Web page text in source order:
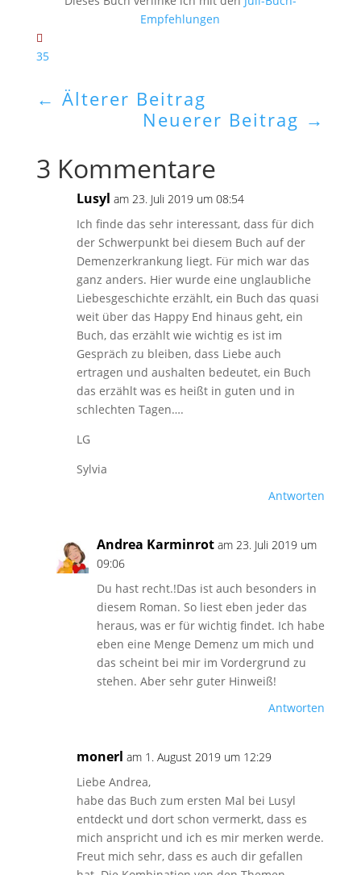
Empfehlungen
35
← Älterer Beitrag
Neuerer Beitrag →
3 Kommentare
Lusyl am 23. Juli 2019 um 08:54
Ich finde das sehr interessant, dass für dich
der Schwerpunkt bei diesem Buch auf der
Demenzerkrankung liegt. Für mich war das
ganz anders. Hier wurde eine unglaubliche
Liebesgeschichte erzählt, ein Buch das quasi
weit über das Happy End hinaus geht, ein
Buch, das erzählt wie wichtig es ist im
Gespräch zu bleiben, dass Liebe auch
ertragen und aushalten bedeutet, ein Buch
das erzählt was es heißt in guten und in
schlechten Tagen….
LG
Sylvia
Antworten
Andrea Karminrot am 23. Juli 2019 um
09:06
Du hast recht.!Das ist auch besonders in
diesem Roman. So liest eben jeder das
heraus, was er für wichtig findet. Ich habe
eben eine Menge Demenz um mich und
das scheint bei mir im Vordergrund zu
stehen. Aber sehr guter Hinweiß!
Antworten
monerl am 1. August 2019 um 12:29
Liebe Andrea,
habe das Buch zum ersten Mal bei Lusyl
entdeckt und dort schon vermerkt, dass es
mich anspricht und ich es mir merken werde.
Freut mich sehr, dass es auch dir gefallen